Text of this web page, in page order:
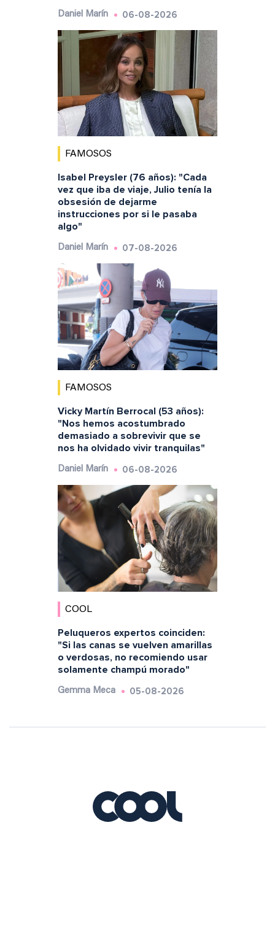
Daniel Marín 06-08-2026
FAMOSOS
Isabel Preysler (76 años): "Cada
vez que iba de viaje, Julio tenía la
obsesión de dejarme
instrucciones por si le pasaba
algo"
Daniel Marín 07-08-2026
FAMOSOS
Vicky Martín Berrocal (53 años):
"Nos hemos acostumbrado
demasiado a sobrevivir que se
nos ha olvidado vivir tranquilas"
Daniel Marín 06-08-2026
COOL
Peluqueros expertos coinciden:
"Si las canas se vuelven amarillas
o verdosas, no recomiendo usar
solamente champú morado"
Gemma Meca 05-08-2026